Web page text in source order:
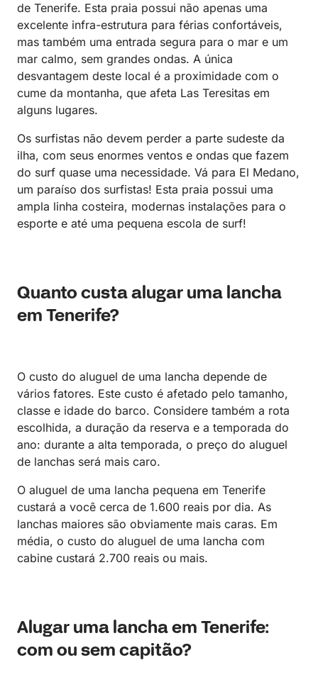
de Tenerife. Esta praia possui não apenas uma
excelente infra-estrutura para férias confortáveis,
mas também uma entrada segura para o mar e um
mar calmo, sem grandes ondas. A única
desvantagem deste local é a proximidade com o
cume da montanha, que afeta Las Teresitas em
alguns lugares.
Os surfistas não devem perder a parte sudeste da
ilha, com seus enormes ventos e ondas que fazem
do surf quase uma necessidade. Vá para El Medano,
um paraíso dos surfistas! Esta praia possui uma
ampla linha costeira, modernas instalações para o
esporte e até uma pequena escola de surf!
Quanto custa alugar uma lancha
em Tenerife?
O custo do aluguel de uma lancha depende de
vários fatores. Este custo é afetado pelo tamanho,
classe e idade do barco. Considere também a rota
escolhida, a duração da reserva e a temporada do
ano: durante a alta temporada, o preço do aluguel
de lanchas será mais caro.
O aluguel de uma lancha pequena em Tenerife
custará a você cerca de 1.600 reais por dia. As
lanchas maiores são obviamente mais caras. Em
média, o custo do aluguel de uma lancha com
cabine custará 2.700 reais ou mais.
Alugar uma lancha em Tenerife:
com ou sem capitão?